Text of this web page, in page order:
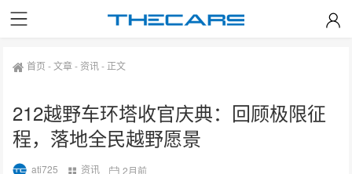
首页 -文章- 资讯- 正文
212越野车环塔收官庆典：回顾极限征
程，落地全民越野愿景
ati725 资讯
2月前